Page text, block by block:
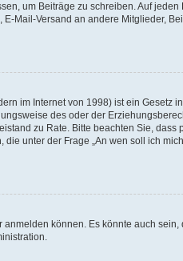
um Beiträge zu schreiben. Auf
Mail-Versand an andere Mitglieder,
im Internet von 1998) ist ein Gesetz
des oder der
zu Rate. Bitte beachten Sie, dass
unter der Frage „An wen soll ich
können. Es könnte auch sein,